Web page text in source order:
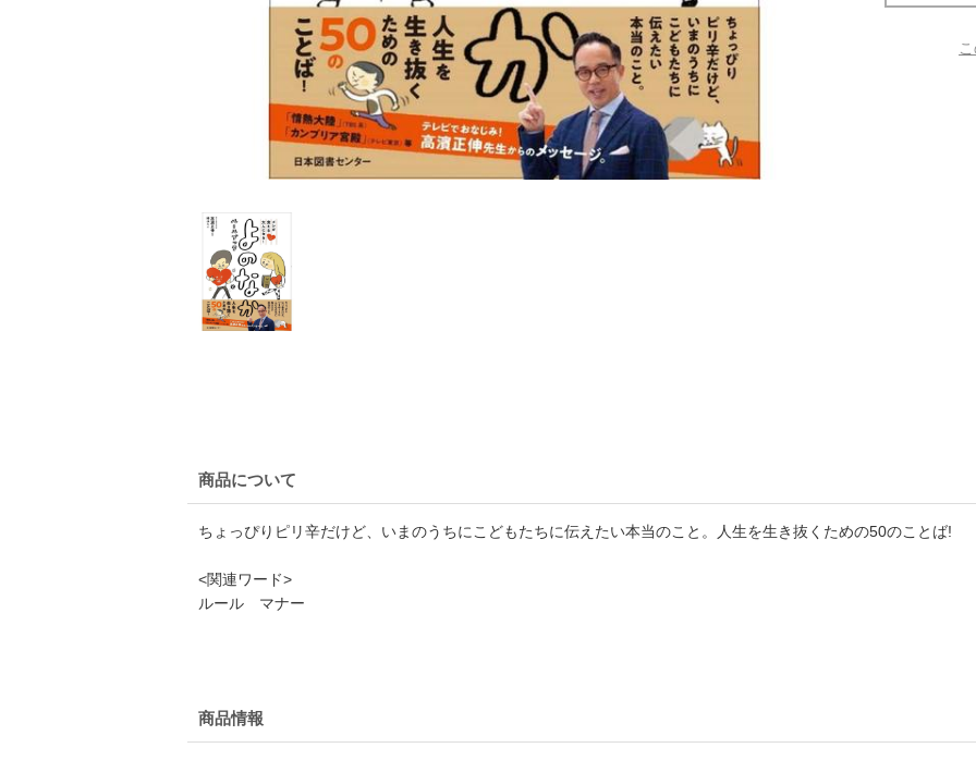
eギフト
商品について
ちょっぴりピリ辛だけど、いまのうちにこどもたちに伝えたい本当のこと。人生を生き抜くための50のことば!
<関連ワード>
ルール マナー
商品情報